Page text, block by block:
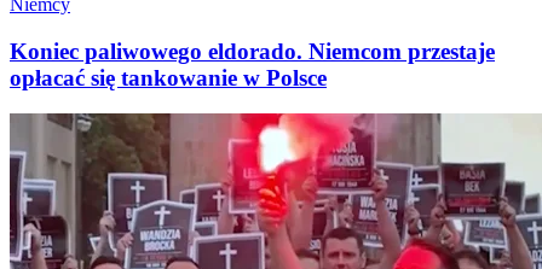
Koniec paliwowego eldorado. Niemcom przestaje
opłacać się tankowanie w Polsce